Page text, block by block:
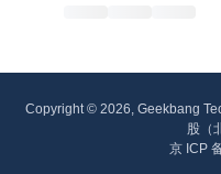
Copyright © 2026, Geekbang
股（
京 ICP